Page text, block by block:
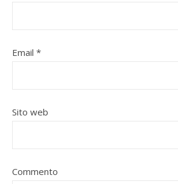
Email *
Sito web
Commento